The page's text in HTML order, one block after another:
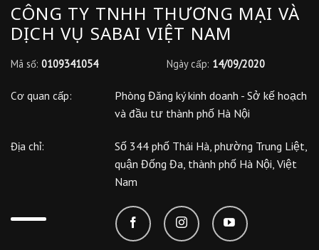
CÔNG TY TNHH THƯƠNG MẠI VÀ
DỊCH VỤ SABAI VIỆT NAM
Mã số: 0109341054 Ngày cấp: 14/09/2020
Cơ quan cấp:
Phòng Đăng ký kinh doanh - Sở kế hoạch
và đầu tư thành phố Hà Nội
Địa chỉ:
Số 344 phố Thái Hà, phường Trung Liệt,
quận Đống Đa, thành phố Hà Nội, Việt
Nam